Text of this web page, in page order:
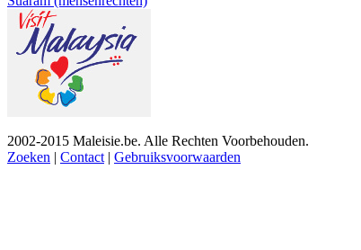
2002-2015 Maleisie.be. Alle Rechten Voorbehouden.
Zoeken | Contact | Gebruiksvoorwaarden